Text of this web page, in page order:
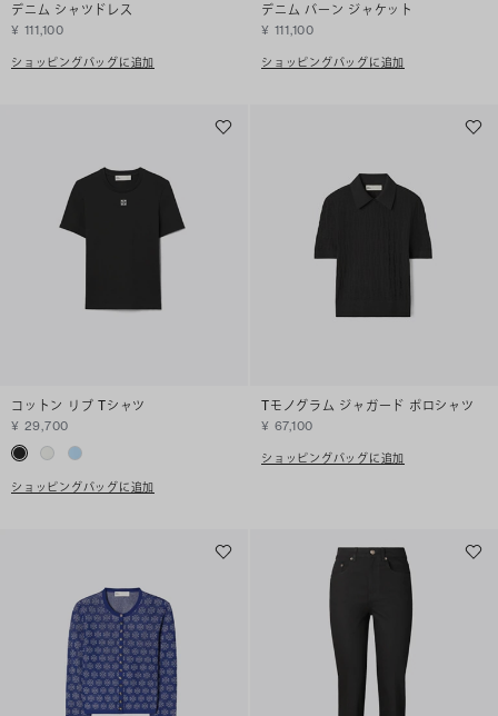
デニム シャツドレス
¥ 111,100
ショッピングバッグに追加
デニム バーン ジャケット
¥ 111,100
ショッピングバッグに追加
コットン リブ Tシャツ
¥ 29,700
ショッピングバッグに追加
Tモノグラム ジャガード ポロシャツ
¥ 67,100
ショッピングバッグに追加